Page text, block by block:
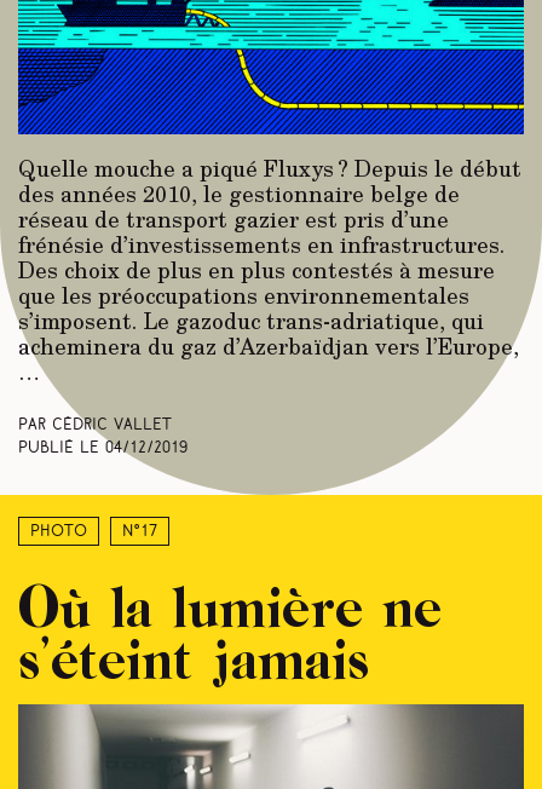
Quelle mouche a piqué Fluxys ? Depuis le début
des années 2010, le gestionnaire belge de
réseau de transport gazier est pris d’une
frénésie d’investissements en infrastructures.
Des choix de plus en plus contestés à mesure
que les préoccupations environnementales
s’imposent. Le gazoduc trans-adriatique, qui
acheminera du gaz d’Azerbaïdjan vers l’Europe,
…
Par Cédric Vallet
Publié le 04/12/2019
Photo N°17
Où la lumière ne
s’éteint jamais